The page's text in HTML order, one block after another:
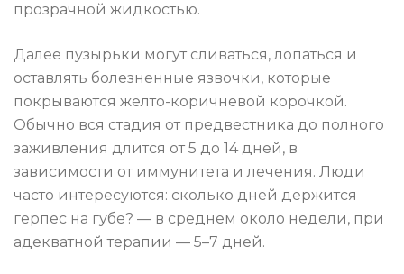
прозрачной жидкостью.
Далее пузырьки могут сливаться, лопаться и
оставлять болезненные язвочки, которые
покрываются жёлто-коричневой корочкой.
Обычно вся стадия от предвестника до полного
заживления длится от 5 до 14 дней, в
зависимости от иммунитета и лечения. Люди
часто интересуются: сколько дней держится
герпес на губе? — в среднем около недели, при
адекватной терапии — 5–7 дней.